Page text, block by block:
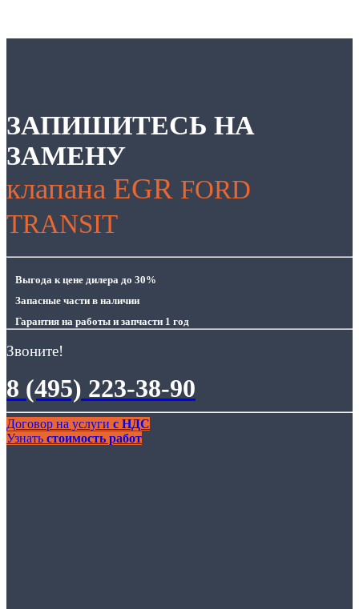
ЗАПИШИТЕСЬ НА
ЗАМЕНУ
клапана EGR FORD
TRANSIT
Выгода к цене дилера до 30%
Запасные части в наличии
Гарантия на работы и запчасти 1 год
Звоните!
8 (495) 223-38-90
Договор на услуги с НДС
Узнать стоимость работ